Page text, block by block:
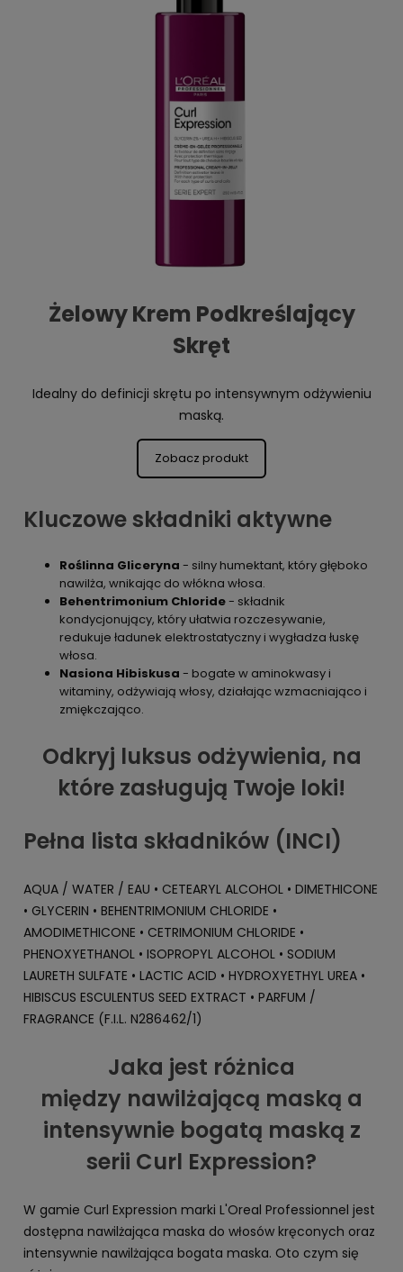
Żelowy Krem Podkreślający
Skręt
Idealny do definicji skrętu po intensywnym odżywieniu
maską.
Zobacz produkt
Kluczowe składniki aktywne
Roślinna Gliceryna - silny humektant, który głęboko
nawilża, wnikając do włókna włosa.
Behentrimonium Chloride- składnik
kondycjonujący, który ułatwia rozczesywanie,
redukuje ładunek elektrostatyczny i wygładza łuskę
włosa.
Nasiona Hibiskusa - bogate w aminokwasy i
witaminy, odżywiają włosy, działając wzmacniająco i
zmiękczająco.
Odkryj luksus odżywienia, na
które zasługują Twoje loki!
Pełna lista składników (INCI)
AQUA / WATER / EAU • CETEARYL ALCOHOL • DIMETHICONE
• GLYCERIN • BEHENTRIMONIUM CHLORIDE •
AMODIMETHICONE • CETRIMONIUM CHLORIDE •
PHENOXYETHANOL • ISOPROPYL ALCOHOL • SODIUM
LAURETH SULFATE • LACTIC ACID • HYDROXYETHYL UREA •
HIBISCUS ESCULENTUS SEED EXTRACT • PARFUM /
FRAGRANCE (F.I.L. N286462/1)
Jaka jest różnica
między nawilżającą maską a
intensywnie bogatą maską z
serii Curl Expression?
W gamie Curl Expression marki L'Oreal Professionnel jest
dostępna nawilżająca maska do włosów kręconych oraz
intensywnie nawilżająca bogata maska. Oto czym się